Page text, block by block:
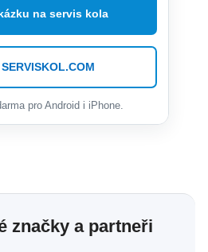
na servis kola
pro Android i iPhone.
značky a partneři